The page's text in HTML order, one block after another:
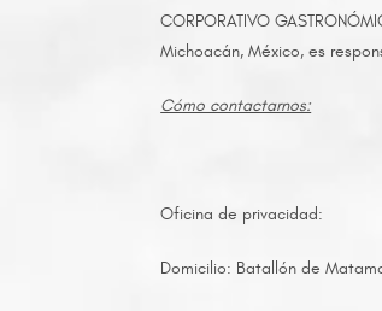
CORPORATIVO
Michoacán, México, es
Cómo contactarnos:
Oficina de privacidad:
Domicilio: Batallón de